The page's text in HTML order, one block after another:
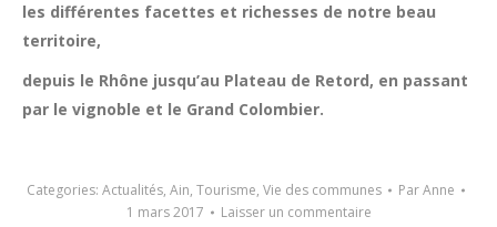
les différentes facettes et richesses de notre beau
territoire,
depuis le Rhône jusqu’au Plateau de Retord, en passant
par le vignoble et le Grand Colombier.
Categories: Actualités, Ain, Tourisme, Vie des communes ParAnne
1 mars 2017
Laisser un commentaire